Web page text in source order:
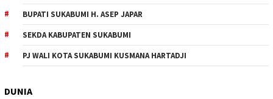
BUPATI SUKABUMI H. ASEP JAPAR
SEKDA KABUPATEN SUKABUMI
PJ WALI KOTA SUKABUMI KUSMANA HARTADJI
DUNIA